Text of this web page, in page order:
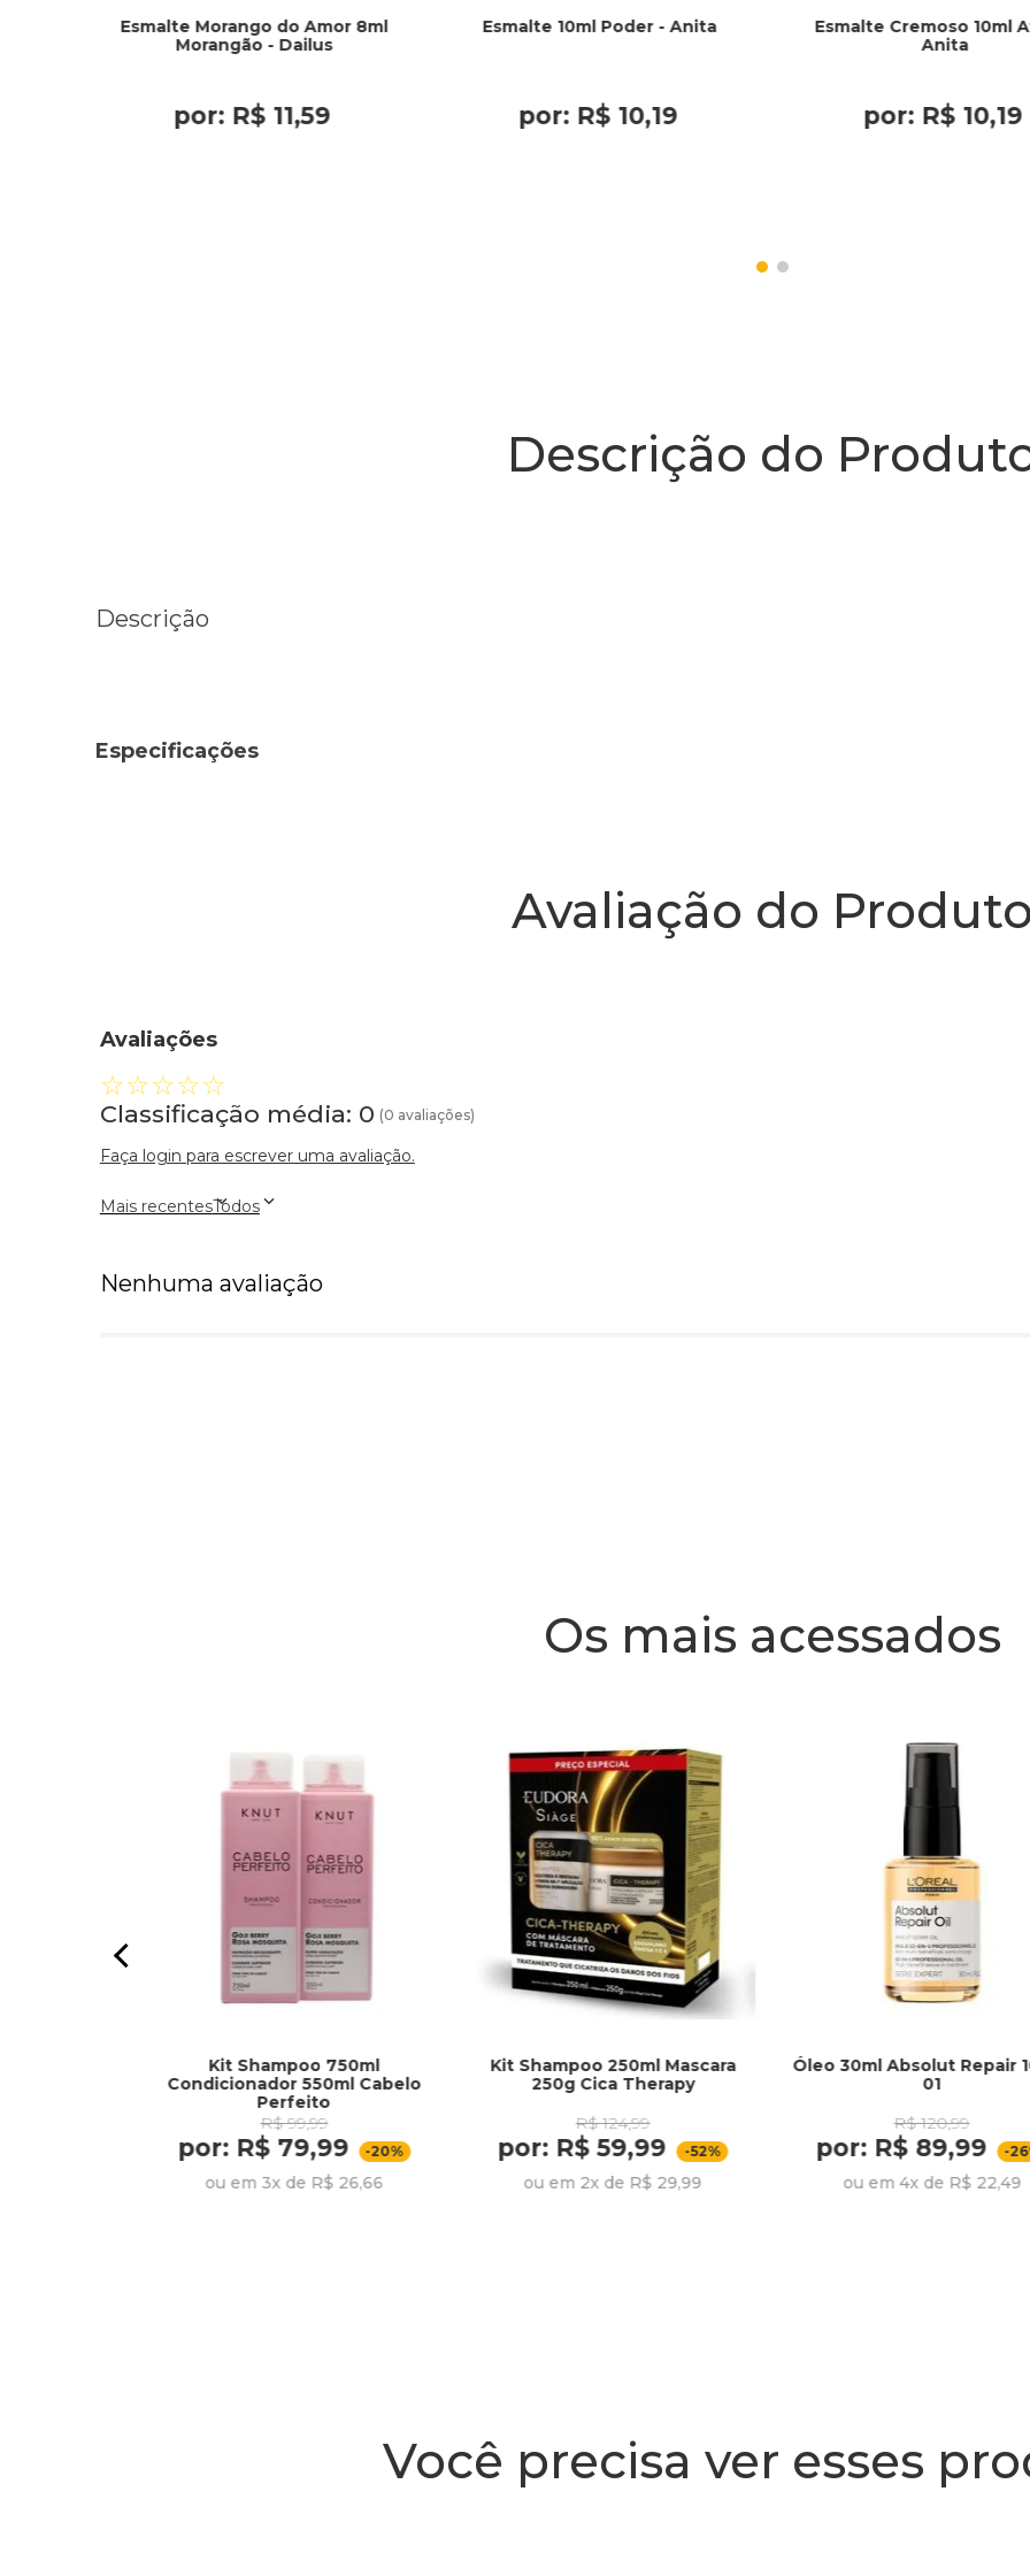
Esmalte Morango do Amor 8ml
Morangão - Dailus
por: R$ 11,59
Esmalte 10ml Poder - Anita
por: R$ 10,19
Esmalte Cremoso 10ml
Anita
por: R$ 10,19
Descrição do
Descrição
Especificações
Avaliação do
Avaliações
☆☆☆☆☆
Classificação média: 0 (0 avaliações)
Faça login para escrever uma avaliação.
Mais recentesTodos
Nenhuma avaliação
Os mais acessados
Kit Shampoo 750ml
Condicionador 550ml Cabelo
Perfeito
R$ 99,99
por: R$ 79,99 -20%
ou em 3x de R$ 26,66
Kit Shampoo 250ml Mascara
250g Cica Therapy
R$ 124,99
por: R$ 59,99 -52%
ou em 2x de R$ 29,99
Óleo 30ml Absolut Repair
01
R$ 120,99
por: R$ 89,99 -
ou em 4x de R$ 22,49
Você precisa ver esses